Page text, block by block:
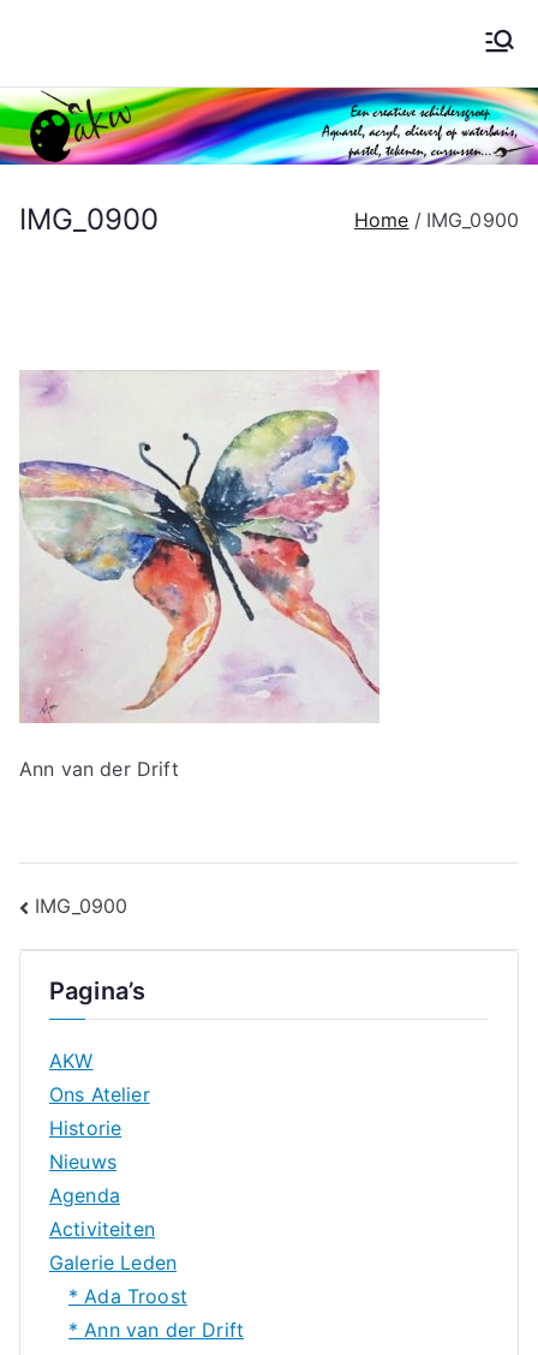
de
inhoud
Schilderen AKW
IMG_0900 Home IMG_0900
Ann van der Drift
Bericht
navigatie
IMG_0900
Pagina’s
AKW
Ons Atelier
Historie
Nieuws
Agenda
Activiteiten
Galerie Leden
* Ada Troost
* Ann van der Drift